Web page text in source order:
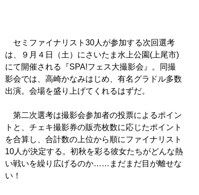
セミファイナリスト30人が参加する次回選考
は、９月４日（土）にさいたま水上公園(上尾市)
にて開催される『SPA!フェス大撮影会』。同撮
影会では、高崎かなみはじめ、有名グラドル多数
出演。会場を盛り上げてくれるはずだ。
第二次選考は撮影会参加者の投票によるポイン
トと、チェキ撮影券の販売枚数に応じたポイント
を合算し、合計数の上位から順にファイナリスト
10人が決定する。初秋を彩る彼女たちがどんな熱
い戦いを繰り広げるのか……まだまだ目が離せな
い！